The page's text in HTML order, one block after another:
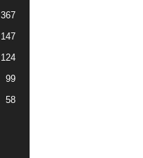
367
147
124
99
58